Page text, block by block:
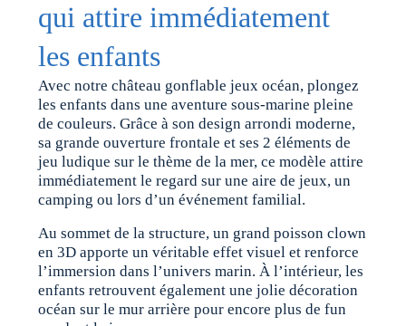
qui attire immédiatement
les enfants
Avec notre château gonflable jeux océan, plongez
les enfants dans une aventure sous-marine pleine
de couleurs. Grâce à son design arrondi moderne,
sa grande ouverture frontale et ses 2 éléments de
jeu ludique sur le thème de la mer, ce modèle attire
immédiatement le regard sur une aire de jeux, un
camping ou lors d’un événement familial.
Au sommet de la structure, un grand poisson clown
en 3D apporte un véritable effet visuel et renforce
l’immersion dans l’univers marin. À l’intérieur, les
enfants retrouvent également une jolie décoration
océan sur le mur arrière pour encore plus de fun